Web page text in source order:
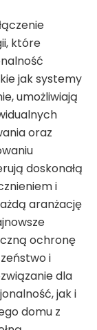
które
jak systemy
umożliwiają
oraz
doskonałą
i
aranżację
ochronę
i
dla
jak i
domu z